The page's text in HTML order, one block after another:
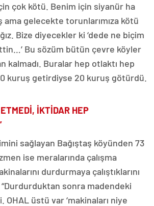
çok kötü. Benim için siyanür ha
ama gelecekte torunlarımıza kötü
Bize diyecekler ki ‘dede ne biçim
Bu sözüm bütün çevre köyler
kalmadı. Buralar hep otlaktı hep
kuruş getirdiyse 20 kuruş götürdü.
İKTİDAR HEP
sağlayan Bağıştaş köyünden 73
ise meralarında çalışma
durdurmaya çalıştıklarını
sonra madendeki
üstü var ‘makinaları niye